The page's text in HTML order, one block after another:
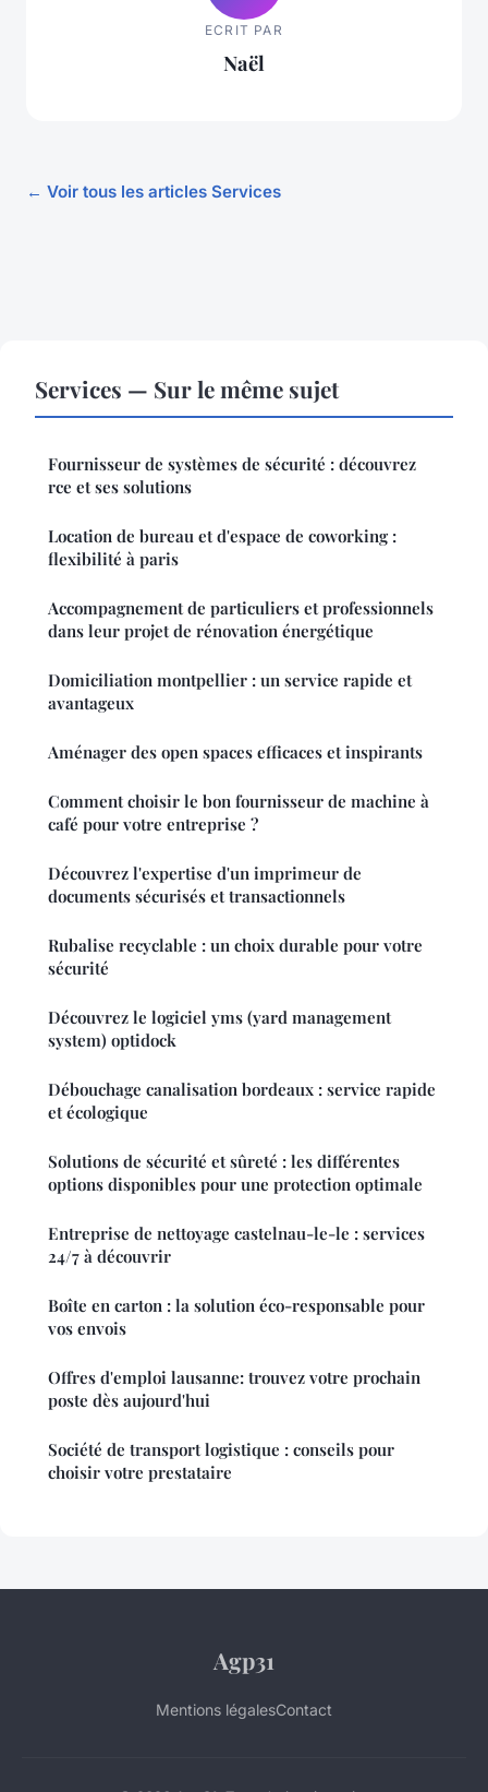
ECRIT PAR
Naël
← Voir tous les articles Services
Services — Sur le même sujet
Fournisseur de systèmes de sécurité : découvrez
rce et ses solutions
Location de bureau et d'espace de coworking :
flexibilité à paris
Accompagnement de particuliers et professionnels
dans leur projet de rénovation énergétique
Domiciliation montpellier : un service rapide et
avantageux
Aménager des open spaces efficaces et inspirants
Comment choisir le bon fournisseur de machine à
café pour votre entreprise ?
Découvrez l'expertise d'un imprimeur de
documents sécurisés et transactionnels
Rubalise recyclable : un choix durable pour votre
sécurité
Découvrez le logiciel yms (yard management
system) optidock
Débouchage canalisation bordeaux : service rapide
et écologique
Solutions de sécurité et sûreté : les différentes
options disponibles pour une protection optimale
Entreprise de nettoyage castelnau-le-le : services
24/7 à découvrir
Boîte en carton : la solution éco-responsable pour
vos envois
Offres d'emploi lausanne: trouvez votre prochain
poste dès aujourd'hui
Société de transport logistique : conseils pour
choisir votre prestataire
Agp31
Mentions légalesContact